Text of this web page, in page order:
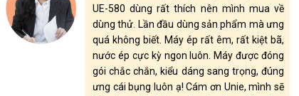
UE-580 dùng rất thích nên mình mua về
dùng thử. Lần đầu dùng sản phẩm mà ưng
quá không biết. Máy ép rất êm, rất kiệt bã,
nước ép cực kỳ ngon luôn. Máy được đóng
gói chắc chắn, kiểu dáng sang trọng, đúng
ưng cái bụng luôn ạ! Cám ơn Unie, mình sẽ